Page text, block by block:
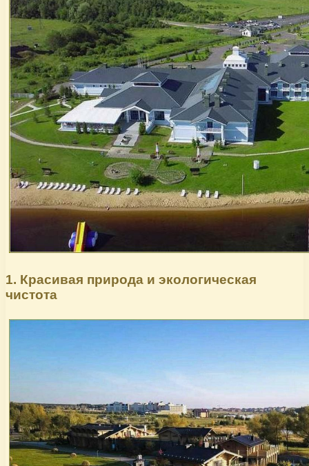
1. Красивая природа и экологическая
чистота